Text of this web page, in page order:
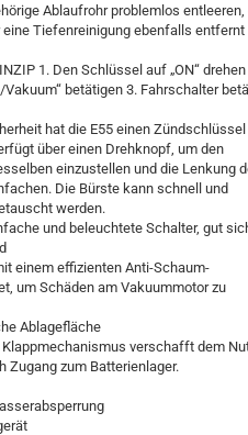
Ablaufrohr problemlos entleeren,
Tiefenreinigung ebenfalls entfernt
1. Den Schlüssel auf „ON“ drehen
Vakuum“ betätigen 3. Fahrschalter
hat die E55 einen Zündschlüssel
über einen Drehknopf, um den
einzustellen und die Lenkung
Die Bürste kann schnell und
werden.
und beleuchtete Schalter, gut
einem effizienten Anti-Schaum-
um Schäden am Vakuummotor zu
Ablagefläche
Klappmechanismus verschafft dem
Zugang zum Batterienlager.